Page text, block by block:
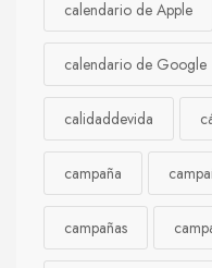
calendario de Apple
calendario de Google
calidaddevida
campaña
campañas